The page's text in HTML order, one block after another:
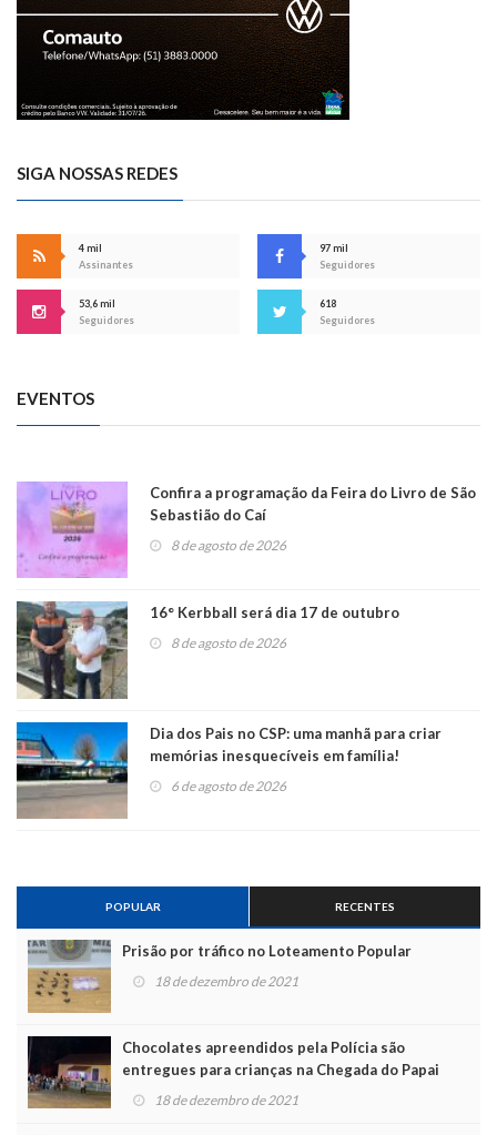
SIGA NOSSAS REDES
4 mil
Assinantes
97 mil
Seguidores
53,6 mil
Seguidores
618
Seguidores
EVENTOS
Confira a programação da Feira do Livro de São
Sebastião do Caí
8 de agosto de 2026
16° Kerbball será dia 17 de outubro
8 de agosto de 2026
Dia dos Pais no CSP: uma manhã para criar
memórias inesquecíveis em família!
6 de agosto de 2026
POPULAR RECENTES
Prisão por tráfico no Loteamento Popular
18 de dezembro de 2021
Chocolates apreendidos pela Polícia são
entregues para crianças na Chegada do Papai
Noel
18 de dezembro de 2021